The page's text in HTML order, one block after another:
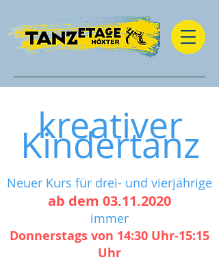
kreativer
Kindertanz
Neuer Kurs für drei- und vierjährige
ab dem 03.11.2020
immer
Donnerstags von 14:30 Uhr-15:15
Uhr